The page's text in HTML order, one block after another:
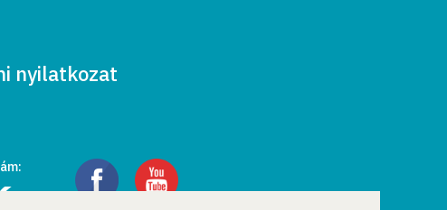
nyilatkozat